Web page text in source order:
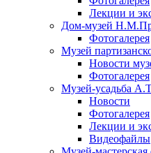
Лекции и
Дом-музей
Фотогалерея
Музей
Новости
Фотогалерея
Музей-усадьба
Новости
Фотогалерея
Лекции и
Видеофайлы